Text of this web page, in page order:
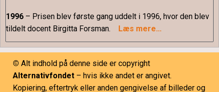
1996 – Prisen blev første gang uddelt i 1996, hvor den blev
tildelt docent Birgitta Forsman. Læs mere…
© Alt indhold på denne side er copyright
Alternativfondet – hvis ikke andet er angivet.
Kopiering, eftertryk eller anden gengivelse af billeder og